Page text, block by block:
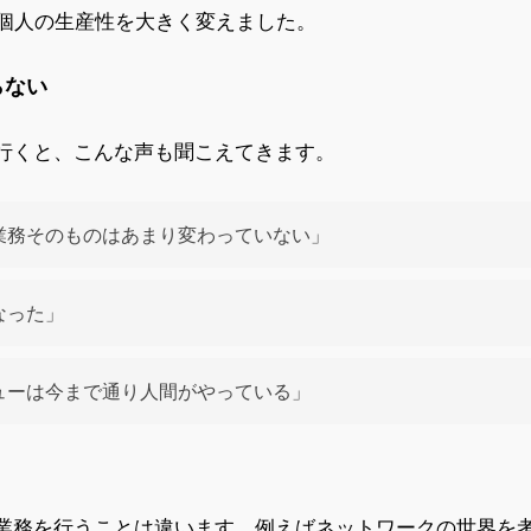
人の生産性を大きく変えました。
ない
と、こんな声も聞こえてきます。
そのものはあまり変わっていない」
た」
は今まで通り人間がやっている」